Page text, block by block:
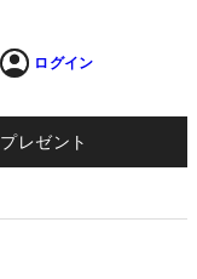
ログイン
プレゼント